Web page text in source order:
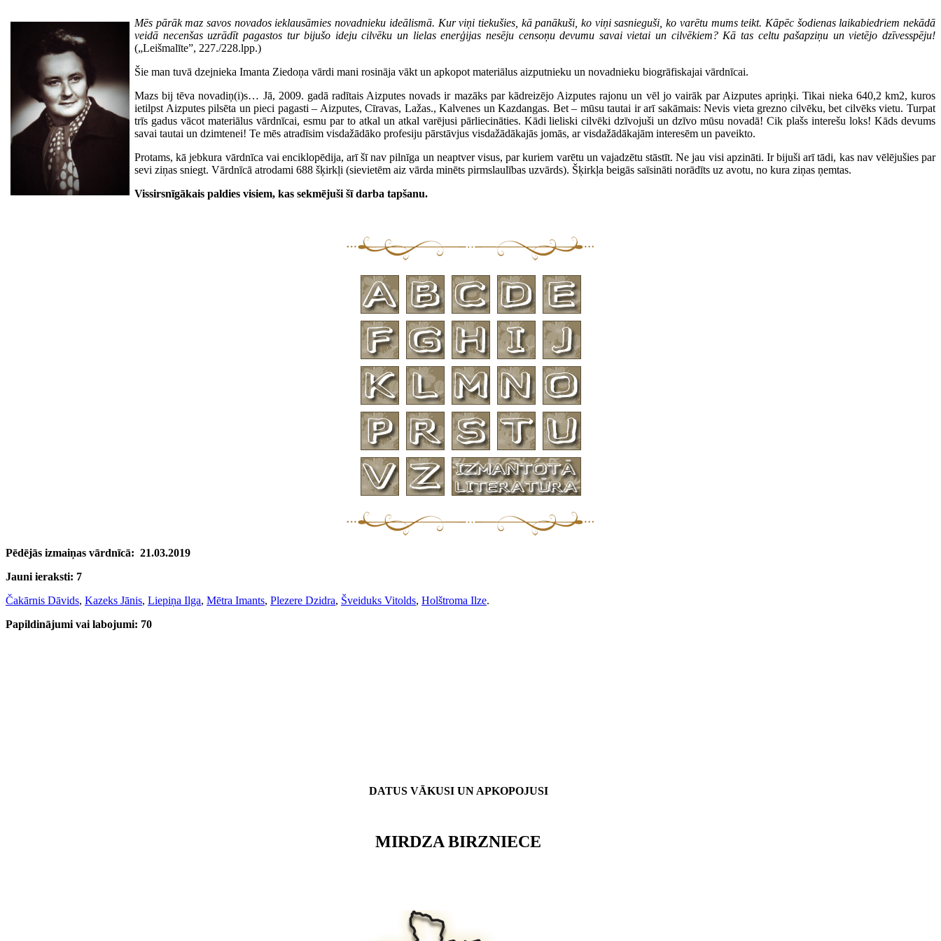
Mēs pārāk maz savos novados ieklausāmies novadnieku ideālismā. Kur viņi tiekušies, kā panākuši, ko viņi sasnieguši, ko varētu mums teikt. Kāpēc šodienas laikabiedriem nekādā
veidā necenšas uzrādīt pagastos tur bijušo ideju cilvēku un lielas enerģijas nesēju censoņu devumu savai vietai un cilvēkiem? Kā tas celtu pašapziņu un vietējo dzīvesspēju!
(„Leišmalīte”, 227./228.lpp.)
Šie man tuvā dzejnieka Imanta Ziedoņa vārdi mani rosināja vākt un apkopot materiālus aizputnieku un novadnieku biogrāfiskajai vārdnīcai.
Mazs bij tēva novadiņ(i)s… Jā, 2009. gadā radītais Aizputes novads ir mazāks par kādreizējo Aizputes rajonu un vēl jo vairāk par Aizputes apriņķi. Tikai nieka 640,2 km2, kuros
ietilpst Aizputes pilsēta un pieci pagasti – Aizputes, Cīravas, Lažas., Kalvenes un Kazdangas. Bet – mūsu tautai ir arī sakāmais: Nevis vieta grezno cilvēku, bet cilvēks vietu. Turpat
trīs gadus vācot materiālus vārdnīcai, esmu par to atkal un atkal varējusi pārliecināties. Kādi lieliski cilvēki dzīvojuši un dzīvo mūsu novadā! Cik plašs interešu loks! Kāds devums
savai tautai un dzimtenei! Te mēs atradīsim visdažādāko profesiju pārstāvjus visdažādākajās jomās, ar visdažādākajām interesēm un paveikto.
Protams, kā jebkura vārdnīca vai enciklopēdija, arī šī nav pilnīga un neaptver visus, par kuriem varētu un vajadzētu stāstīt. Ne jau visi apzināti. Ir bijuši arī tādi, kas nav vēlējušies par
sevi ziņas sniegt. Vārdnīcā atrodami 688 šķirkļi (sievietēm aiz vārda minēts pirmslaulības uzvārds). Šķirkļa beigās saīsināti norādīts uz avotu, no kura ziņas ņemtas.
Vissirsnīgākais paldies visiem, kas sekmējuši šī darba tapšanu.
Pēdējās izmaiņas vārdnīcā: 21.03.2019
Jauni ieraksti: 7
Čakārnis Dāvids, Kazeks Jānis, Liepiņa Ilga, Mētra Imants, Plezere Dzidra, Šveiduks Vitolds, Holštroma Ilze.
Papildinājumi vai labojumi: 70
DATUS VĀKUSI UN APKOPOJUSI
MIRDZA BIRZNIECE